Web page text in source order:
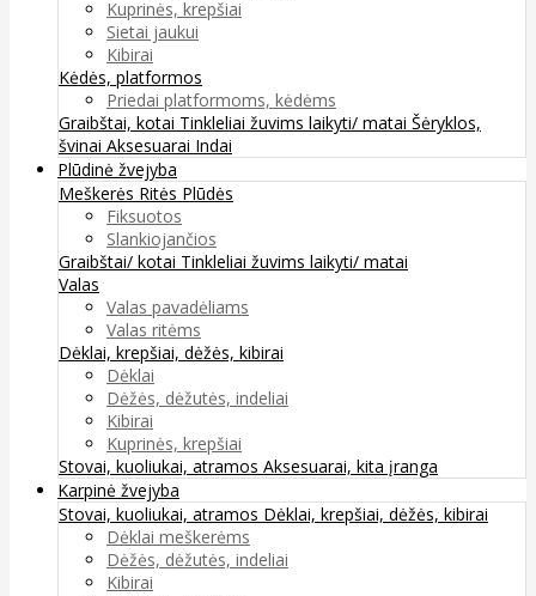
Kuprinės, krepšiai
Sietai jaukui
Kibirai
Kėdės, platformos
Priedai platformoms, kėdėms
Graibštai, kotai Tinkleliai žuvims laikyti/ matai Šėryklos,
švinai Aksesuarai Indai
Plūdinė žvejyba
Meškerės Ritės Plūdės
Fiksuotos
Slankiojančios
Graibštai/ kotai Tinkleliai žuvims laikyti/ matai
Valas
Valas pavadėliams
Valas ritėms
Dėklai, krepšiai, dėžės, kibirai
Dėklai
Dėžės, dėžutės, indeliai
Kibirai
Kuprinės, krepšiai
Stovai, kuoliukai, atramos Aksesuarai, kita įranga
Karpinė žvejyba
Stovai, kuoliukai, atramos Dėklai, krepšiai, dėžės, kibirai
Dėklai meškerėms
Dėžės, dėžutės, indeliai
Kibirai